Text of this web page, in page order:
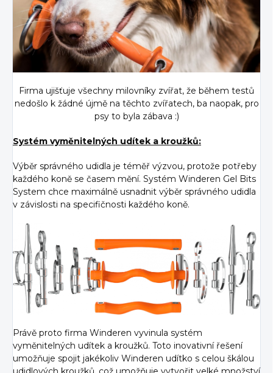
Firma ujišťuje všechny milovníky zvířat, že během testů
nedošlo k žádné újmě na těchto zvířatech, ba naopak, pro
psy to byla zábava :)
Systém vyměnitelných udítek a kroužků:
Výběr správného udidla je téměř výzvou, protože potřeby
každého koně se časem mění. Systém Winderen Gel Bits
System chce maximálně usnadnit výběr správného udidla
v závislosti na specifičnosti každého koně.
Právě proto firma Winderen vyvinula systém
vyměnitelných udítek a kroužků. Toto inovativní řešení
umožňuje spojit jakékoliv Winderen udítko s celou škálou